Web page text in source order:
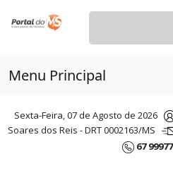
Menu Principal
Sexta-Feira, 07 de Agosto de 2026
Soares dos Reis - DRT 0002163/MS
67